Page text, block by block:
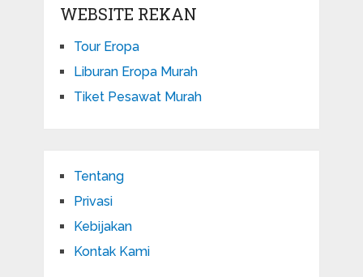
WEBSITE REKAN
Tour Eropa
Liburan Eropa Murah
Tiket Pesawat Murah
Tentang
Privasi
Kebijakan
Kontak Kami